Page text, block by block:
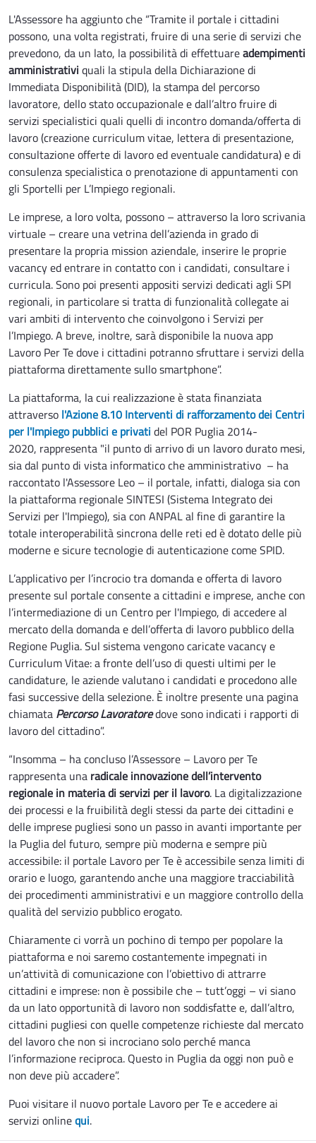
L'Assessore ha aggiunto che “Tramite il portale i cittadini
possono, una volta registrati, fruire di una serie di servizi che
prevedono, da un lato, la possibilità di effettuareadempimenti
amministrativi quali la stipula della Dichiarazione di
Immediata Disponibilità (DID), la stampa del percorso
lavoratore, dello stato occupazionale e dall’altro fruire di
servizi specialistici quali quelli di incontro domanda/offerta di
lavoro (creazione curriculum vitae, lettera di presentazione,
consultazione offerte di lavoro ed eventuale candidatura) e di
consulenza specialistica o prenotazione di appuntamenti con
gli Sportelli per L’Impiego regionali.
Le imprese, a loro volta, possono – attraverso la loro scrivania
virtuale – creare una vetrina dell’azienda in grado di
presentare la propria mission aziendale, inserire le proprie
vacancy ed entrare in contatto con i candidati, consultare i
curricula. Sono poi presenti appositi servizi dedicati agli SPI
regionali, in particolare si tratta di funzionalità collegate ai
vari ambiti di intervento che coinvolgono i Servizi per
l’Impiego. A breve, inoltre, sarà disponibile la nuova app
Lavoro Per Te dove i cittadini potranno sfruttare i servizi della
piattaforma direttamente sullo smartphone”.
La piattaforma, la cui realizzazione è stata finanziata
attraverso l'Azione 8.10 Interventi di rafforzamento dei Centri
per l'Impiego pubblici e privati del POR Puglia 2014-
2020, rappresenta "il punto di arrivo di un lavoro durato mesi,
sia dal punto di vista informatico che amministrativo – ha
raccontato l'Assessore Leo – il portale, infatti, dialoga sia con
la piattaforma regionale SINTESI (Sistema Integrato dei
Servizi per l'Impiego), sia con ANPAL al fine di garantire la
totale interoperabilità sincrona delle reti ed è dotato delle più
moderne e sicure tecnologie di autenticazione come SPID.
L’applicativo per l’incrocio tra domanda e offerta di lavoro
presente sul portale consente a cittadini e imprese, anche con
l’intermediazione di un Centro per l'Impiego, di accedere al
mercato della domanda e dell’offerta di lavoro pubblico della
Regione Puglia. Sul sistema vengono caricate vacancy e
Curriculum Vitae: a fronte dell’uso di questi ultimi per le
candidature, le aziende valutano i candidati e procedono alle
fasi successive della selezione. È inoltre presente una pagina
chiamata Percorso Lavoratoredove sono indicati i rapporti di
lavoro del cittadino”.
“Insomma – ha concluso l’Assessore – Lavoro per Te
rappresenta una radicale innovazione dell’intervento
regionale in materia di servizi per il lavoro. La digitalizzazione
dei processi e la fruibilità degli stessi da parte dei cittadini e
delle imprese pugliesi sono un passo in avanti importante per
la Puglia del futuro, sempre più moderna e sempre più
accessibile: il portale Lavoro per Te è accessibile senza limiti di
orario e luogo, garantendo anche una maggiore tracciabilità
dei procedimenti amministrativi e un maggiore controllo della
qualità del servizio pubblico erogato.
Chiaramente ci vorrà un pochino di tempo per popolare la
piattaforma e noi saremo costantemente impegnati in
un’attività di comunicazione con l’obiettivo di attrarre
cittadini e imprese: non è possibile che – tutt’oggi – vi siano
da un lato opportunità di lavoro non soddisfatte e, dall’altro,
cittadini pugliesi con quelle competenze richieste dal mercato
del lavoro che non si incrociano solo perché manca
l’informazione reciproca. Questo in Puglia da oggi non può e
non deve più accadere”.
Puoi visitare il nuovo portale Lavoro per Te e accedere ai
servizi onlinequi.